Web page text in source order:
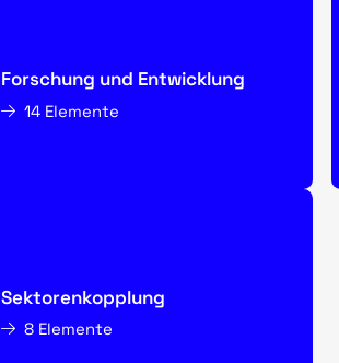
Forschung und Entwicklung
14 Elemente
Sektorenkopplung
8 Elemente